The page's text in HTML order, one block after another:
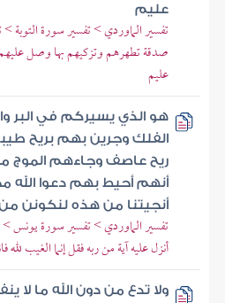
عليم
تفسير الماوردي > تفسير سورة التوبة
صدقة تطهرهم وتزكيهم بها وصل
عليم
هو الذي يسيركم في البر
الفلك وجرين بهم بريح
ريح عاصف وجاءهم الموج
أنهم أحيط بهم دعوا الله
أنجيتنا من هذه لنكونن
تفسير الماوردي > تفسير سورة يونس >
أنزل عليه آية من ربه فقل إنما الغيب
ولا تدع من دون الله ما لا